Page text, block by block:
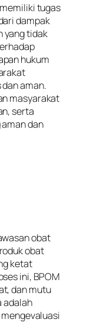
tugas
dampak
yang tidak
hukum
aman.
masyarakat
serta
dan
obat
obat
ketat
ini, BPOM
dan mutu
adalah